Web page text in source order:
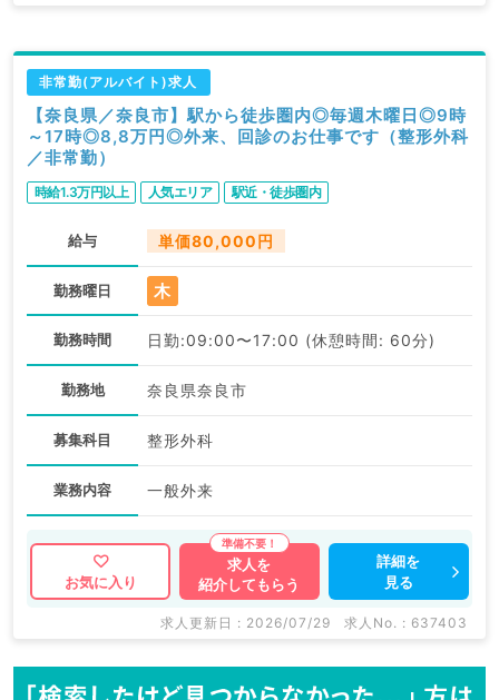
非常勤(アルバイト)求人
【奈良県／奈良市】駅から徒歩圏内◎毎週木曜日◎9時
～17時◎8,8万円◎外来、回診のお仕事です（整形外科
／非常勤）
時給1.3万円以上 人気エリア 駅近・徒歩圏内
給与 単価80,000円
勤務曜日 木
勤務時間 日勤:09:00〜17:00 (休憩時間: 60分)
勤務地 奈良県奈良市
募集科目 整形外科
業務内容 一般外来
お気に入り
求人を
紹介してもらう
詳細を
見る
求人更新日 : 2026/07/29 求人No. : 637403